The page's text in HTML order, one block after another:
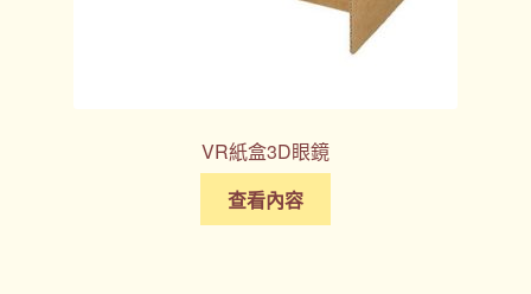
VR紙盒3D眼鏡
查看內容